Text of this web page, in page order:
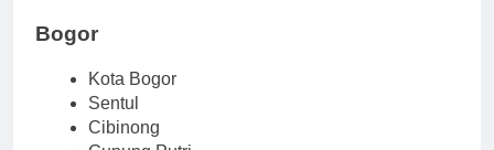
Bogor
Kota Bogor
Sentul
Cibinong